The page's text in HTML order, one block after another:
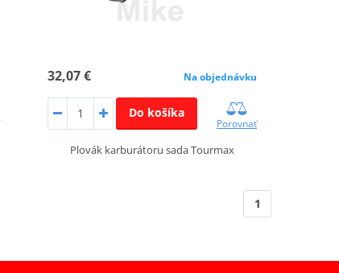
32,07 € Na objednávku
Do košíka
Porovnať
Plovák karburátoru sada Tourmax
1